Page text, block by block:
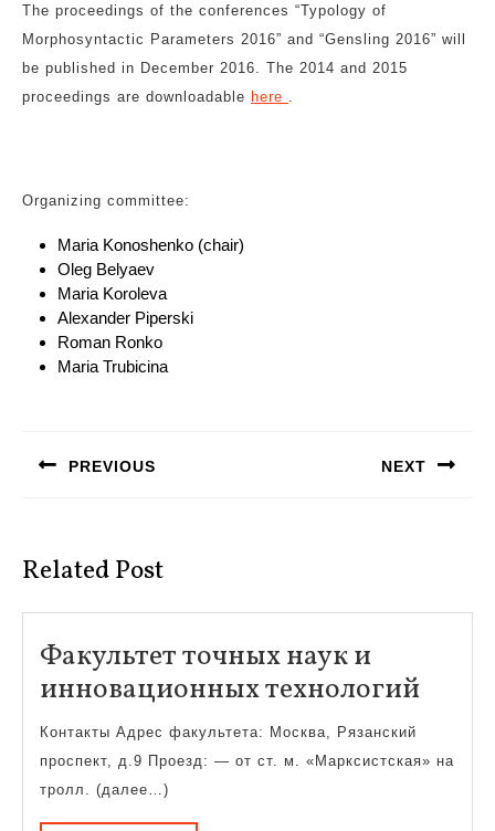
The proceedings of the conferences “Typology of
Morphosyntactic Parameters 2016” and “Gensling 2016” will
be published in December 2016. The 2014 and 2015
proceedings are downloadable here .
Organizing committee:
Maria Konoshenko (chair)
Oleg Belyaev
Maria Koroleva
Alexander Piperski
Roman Ronko
Maria Trubicina
записям
PREVIOUS NEXT
Related Post
Факультет точных наук и
инновационных технологий
наук
Контакты Адрес факультета: Москва, Рязанский
проспект, д.9 Проезд: — от ст. м. «Марксистская» на
тролл. (далее…)